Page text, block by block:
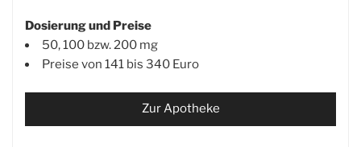
Dosierung und Preise
50, 100 bzw. 200 mg
Preise von 141 bis 340 Euro
Zur Apotheke